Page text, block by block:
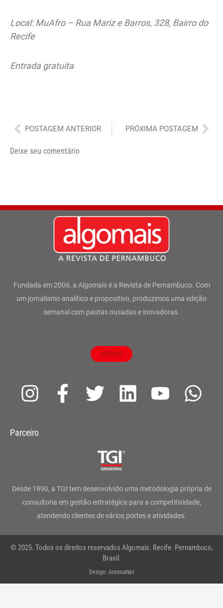
Local: MuAfro – Rua Mariz e Barros, 328, Bairro do
Recife
Entrada gratuita
Anterior
POSTAGEM ANTERIOR PRÓXIMA POSTAGEM
Deixe seu comentário
Fundada em 2006, a Algomais é a Revista de Pernambuco. Com
um jornalismo analítico e propositivo, produzimos uma edição
semanal com pautas ousadas e inovadoras.
ASSINE
I
s
g
r
a
m
F
a
o
o
k
-
T
t
e
r
L
d
i
n
Y
b
e
W
a
p
Parceiro
Desde 1990, a TGI tem desenvolvido uma metodologia própria de
consultoria em gestão estratégica para a competitividade,
atendendo clientes de vários portes e atividades.
© 2025. Todos os direitos reservados Algomais. Recife. Pernambuco,
Brasil.
Design: AntenaNet